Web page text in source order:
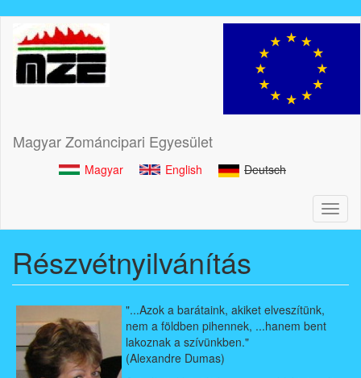
tartalomra
Magyar Zománcipari Egyesület
Magyar English Deutsch
Részvétnyilvánítás
"...Azok a barátaink, akiket elveszítünk,
nem a földben pihennek, ...hanem bent
lakoznak a szívünkben."
(Alexandre Dumas)